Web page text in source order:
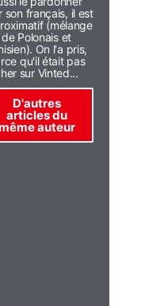
son français, il est
(mélange
de Polonais et
On l'a pris,
qu'il était pas
sur Vinted...
D'autres
articles du
auteur